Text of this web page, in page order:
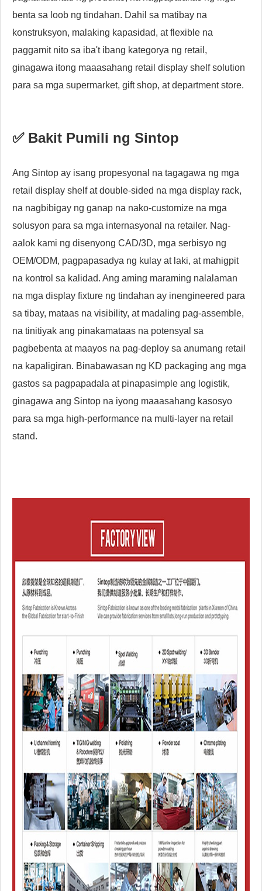
benta sa loob ng tindahan. Dahil sa matibay na
konstruksyon, malaking kapasidad, at flexible na
paggamit nito sa iba't ibang kategorya ng retail,
ginagawa itong maaasahang retail display shelf solution
para sa mga supermarket, gift shop, at department store.
✅ Bakit Pumili ng Sintop
Ang Sintop ay isang propesyonal na tagagawa ng mga
retail display shelf at double-sided na mga display rack,
na nagbibigay ng ganap na nako-customize na mga
solusyon para sa mga internasyonal na retailer. Nag-
aalok kami ng disenyong CAD/3D, mga serbisyo ng
OEM/ODM, pagpapasadya ng kulay at laki, at mahigpit
na kontrol sa kalidad. Ang aming maraming nalalaman
na mga display fixture ng tindahan ay inengineered para
sa tibay, mataas na visibility, at madaling pag-assemble,
na tinitiyak ang pinakamataas na potensyal sa
pagbebenta at maayos na pag-deploy sa anumang retail
na kapaligiran. Binabawasan ng KD packaging ang mga
gastos sa pagpapadala at pinapasimple ang logistik,
ginagawa ang Sintop na iyong maaasahang kasosyo
para sa mga high-performance na multi-layer na retail
stand.